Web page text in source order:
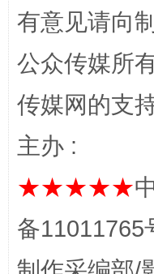
完善运行机制助
有意见请向
公众传媒所
传媒网的支
主办 :
★★★★★
备11011765